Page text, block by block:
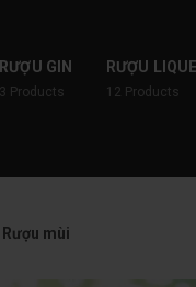
RƯỢU GIN
3 Products
RƯỢU
12 Products
Rượu mùi